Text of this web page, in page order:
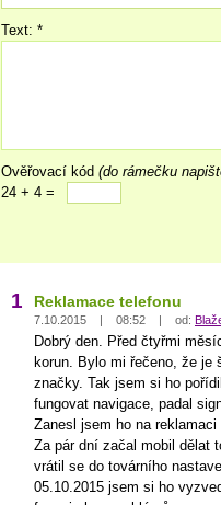
Text: *
Ověřovací kód (do rámečku
24 + 4 =
1 Reklamace telefonu
7.10.2015 | 08:52 | od:
Dobrý den. Před čtyřmi
korun. Bylo mi řečeno, že
značky. Tak jsem si ho
fungovat navigace, padal
Zanesl jsem ho na
Za pár dní začal mobil dělat
vrátil se do továrního
05.10.2015 jsem si ho